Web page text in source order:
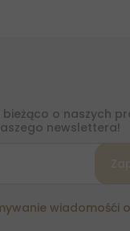
o naszych
newslettera!
wiadomośći